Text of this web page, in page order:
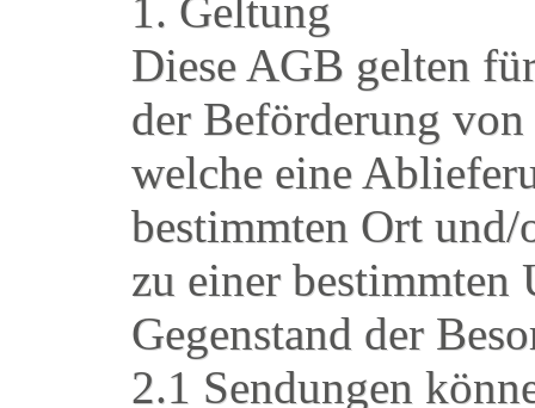
1. Geltung
Diese AGB gelten
der Beförderung
welche eine
bestimmten Ort und/
zu einer
Gegenstand der
2.1 Sendungen